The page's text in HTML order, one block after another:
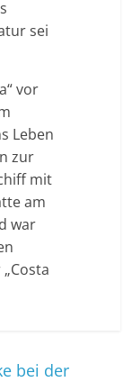
sei
vor
Leben
zur
mit
am
war
bei der